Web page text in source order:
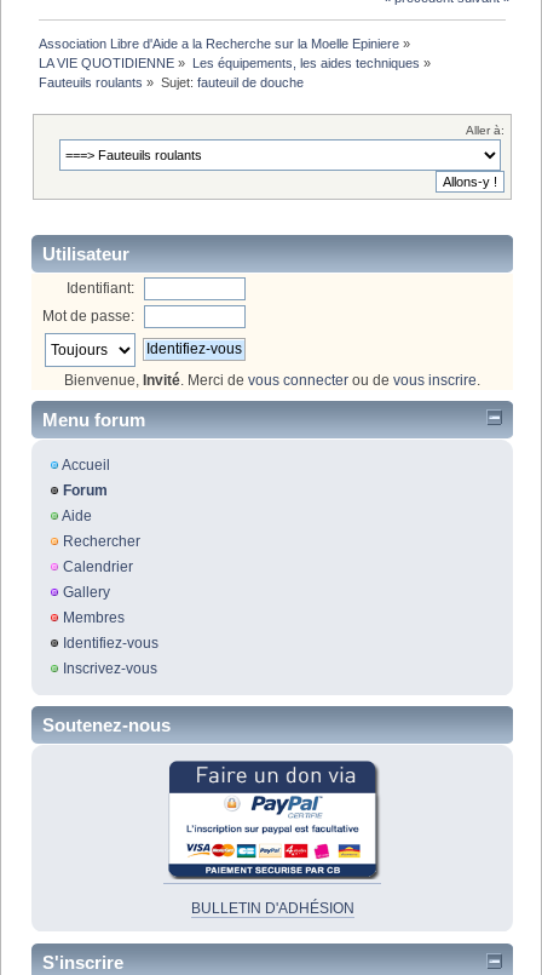
Association Libre d'Aide a la Recherche sur la Moelle Epiniere »
LA VIE QUOTIDIENNE » Les équipements, les aides techniques »
Fauteuils roulants » Sujet: fauteuil de douche
Aller à:
Utilisateur
Identifiant:
Mot de passe:
Bienvenue, Invité. Merci de vous connecter ou de vous inscrire.
Menu forum
Accueil
Forum
Aide
Rechercher
Calendrier
Gallery
Membres
Identifiez-vous
Inscrivez-vous
Soutenez-nous
BULLETIN D'ADHÉSION
S'inscrire